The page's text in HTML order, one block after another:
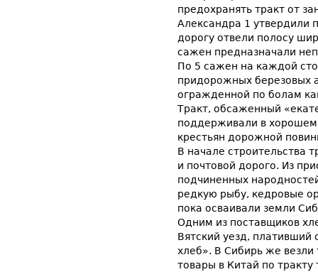
предохранять тракт от
Александра 1 утвердили
дорогу отвели полосу
сажен предназначали
По 5 сажен на каждой
придорожных березовых
огражденной по болам
Тракт, обсаженный
поддерживали в хорошем
крестьян дорожной
В начале строительства
и почтовой дорого. Из
подчиненных
редкую рыбу, кедровые
пока осваивали земли
Одним из поставщиков
Вятский уезд, плативший
хлеб». В Сибирь же
товары в Китай по